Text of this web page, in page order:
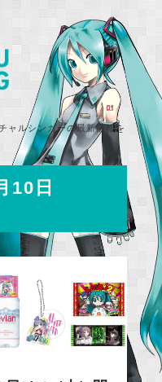
ャルシンガーの最新情報を
10日